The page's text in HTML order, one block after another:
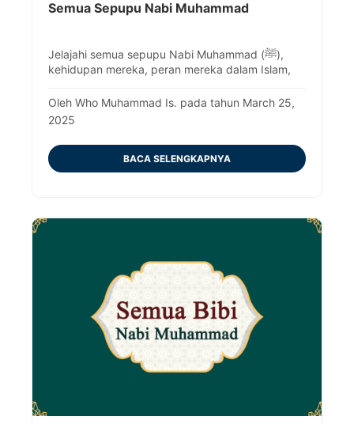
Semua Sepupu Nabi Muhammad
Jelajahi semua sepupu Nabi Muhammad (ﷺ),
kehidupan mereka, peran mereka dalam Islam,
dan kontribusi keluarganya.
Oleh Who Muhammad Is. pada tahun March 25,
2025
BACA SELENGKAPNYA